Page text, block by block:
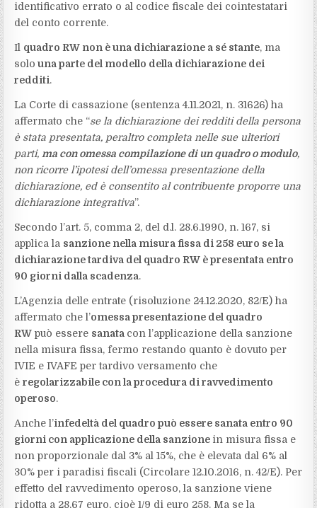
identificativo errato o al codice fiscale dei cointestatari
del conto corrente.
Il quadro RW non è una dichiarazione a sé stante, ma
solo una parte del modello della dichiarazione dei
redditi.
La Corte di cassazione (sentenza 4.11.2021, n. 31626) ha
affermato che “se la dichiarazione dei redditi della persona
è stata presentata, peraltro completa nelle sue ulteriori
parti, ma con omessa compilazione di un quadro o modulo,
non ricorre l’ipotesi dell’omessa presentazione della
dichiarazione, ed è consentito al contribuente proporre una
dichiarazione integrativa”.
Secondo l’art. 5, comma 2, del d.l. 28.6.1990, n. 167, si
applica la sanzione nella misura fissa di 258 euro se la
dichiarazione tardiva del quadro RW è presentata entro
90 giorni dalla scadenza.
L’Agenzia delle entrate (risoluzione 24.12.2020, 82/E) ha
affermato che l’omessa presentazione del quadro
RW può essere sanata con l’applicazione della sanzione
nella misura fissa, fermo restando quanto è dovuto per
IVIE e IVAFE per tardivo versamento che
èregolarizzabile con la procedura di ravvedimento
operoso.
Anche l’infedeltà del quadro può essere sanata entro 90
giorni con applicazione della sanzione in misura fissa e
non proporzionale dal 3% al 15%, che è elevata dal 6% al
30% per i paradisi fiscali (Circolare 12.10.2016, n. 42/E). Per
effetto del ravvedimento operoso, la sanzione viene
ridotta a 28,67 euro, cioè 1/9 di euro 258. Ma se la